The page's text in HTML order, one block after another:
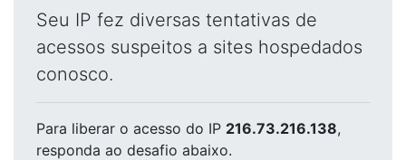
Seu IP fez diversas tentativas de
acessos suspeitos a sites hospedados
conosco.
Para liberar o acesso do IP 216.73.216.138,
responda ao desafio abaixo.